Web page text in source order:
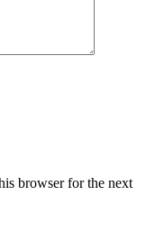
browser for the next